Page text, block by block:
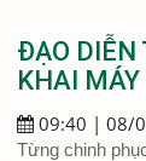
ĐẠO DIỄN
KHAI
09:40 | 08/
Từng chinh